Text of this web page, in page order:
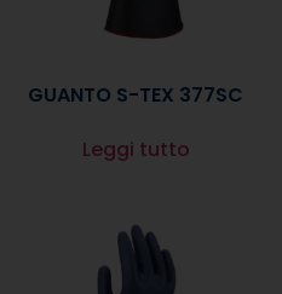
GUANTO S-TEX 377SC
Leggi tutto